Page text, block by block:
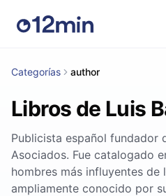
Categorías author
Libros de Luis
Publicista español fundador
Asociados. Fue catalogado
hombres más influyentes de
ampliamente conocido por